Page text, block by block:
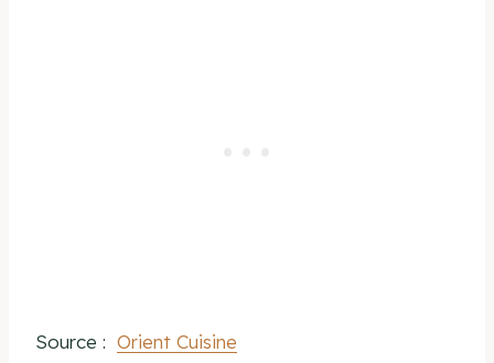
Source : Orient Cuisine